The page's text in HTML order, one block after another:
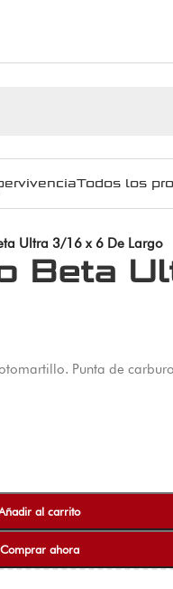
Todos los
Ultra 3/16 x 6 De Largo
Beta
Punta de
al carrito
Comprar ahora